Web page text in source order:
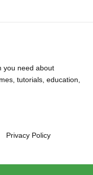
you need about
tutorials, education,
Privacy Policy